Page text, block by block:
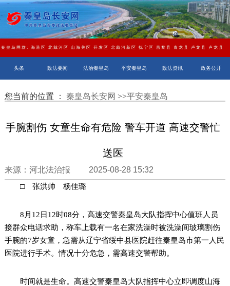
秦皇岛网群: 海港区 北戴河区 山海关区 开发区 北戴河新区 抚宁区 昌黎县 青龙县 卢龙县 卢龙县
头条 政法要闻 法治秦皇岛 平安秦皇岛 政法资讯 政务公开
您当前的位置 ： 秦皇岛长安网 >>平安秦皇岛
手腕割伤 女童生命有危险 警车开道 高速交警忙
送医
来源：河北法治报 2025-08-28 15:32
□ 张洪帅 杨佳璐
8月12日12时08分，高速交警秦皇岛大队指挥中心值班人员
接群众电话求助，称车上载有一名在家洗澡时被洗澡间玻璃割伤
手腕的7岁女童，急需从辽宁省绥中县医院赶往秦皇岛市第一人民
医院进行手术。情况十分危急，需高速交警帮助。
时间就是生命。高速交警秦皇岛大队指挥中心立即调度山海